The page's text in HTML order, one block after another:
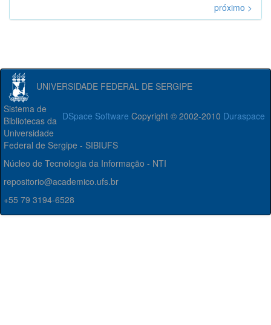
próximo >
UNIVERSIDADE FEDERAL DE SERGIPE
DSpace Software Copyright © 2002-2010 Duraspace
Sistema de
Bibliotecas da
Universidade
Federal de Sergipe - SIBIUFS
Núcleo de Tecnologia da Informação - NTI
repositorio@academico.ufs.br
+55 79 3194-6528